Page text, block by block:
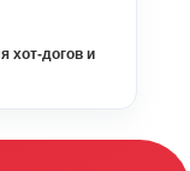
хот-догов и